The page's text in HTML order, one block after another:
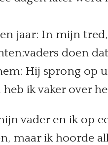
jaar: In mijn
doen
Hij sprong op
ik vaker over
vader en ik op
maar ik hoorde